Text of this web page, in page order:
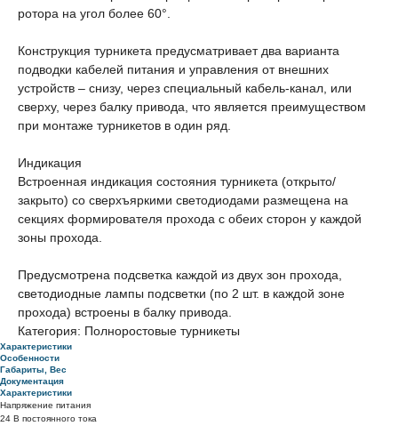
ротора на угол более 60°.
Конструкция турникета предусматривает два варианта
подводки кабелей питания и управления от внешних
устройств – снизу, через специальный кабель-канал, или
сверху, через балку привода, что является преимуществом
при монтаже турникетов в один ряд.
Индикация
Встроенная индикация состояния турникета (открыто/
закрыто) со сверхъяркими светодиодами размещена на
секциях формирователя прохода с обеих сторон у каждой
зоны прохода.
Предусмотрена подсветка каждой из двух зон прохода,
светодиодные лампы подсветки (по 2 шт. в каждой зоне
прохода) встроены в балку привода.
Категория: Полноростовые турникеты
Характеристики
Особенности
Габариты, Вес
Документация
Характеристики
Напряжение питания
24 В постоянного тока